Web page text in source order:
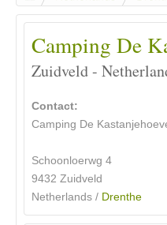
Camping De
Zuidveld -
Contact:
Camping De
Schoonloerwg 4
9432 Zuidveld
Netherlands / Drenthe